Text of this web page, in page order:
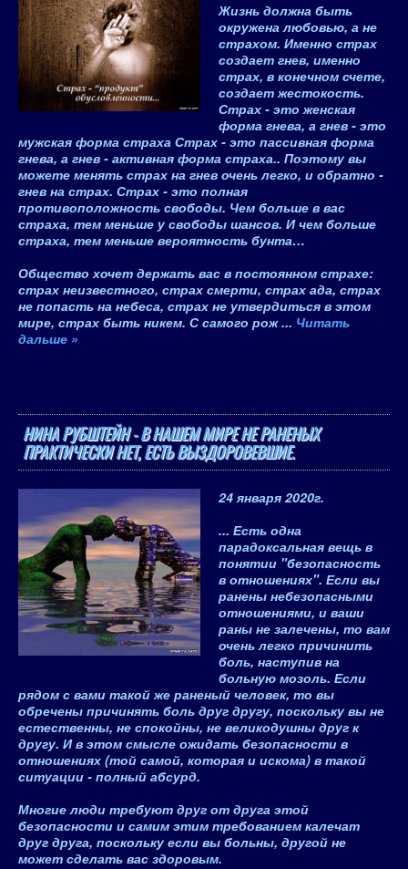
Жизнь должна быть
окружена любовью, а не
страхом. Именно страх
создает гнев, именно
страх, в конечном счете,
создает жестокость.
Страх - это женская
форма гнева, а гнев - это
мужская форма страха Страх - это пассивная форма
гнева, а гнев - активная форма страха.. Поэтому вы
можете менять страх на гнев очень легко, и обратно -
гнев на страх. Страх - это полная
противоположность свободы. Чем больше в вас
страха, тем меньше у свободы шансов. И чем больше
страха, тем меньше вероятность бунта…
Общество хочет держать вас в постоянном страхе:
страх неизвестного, страх смерти, страх ада, страх
не попасть на небеса, страх не утвердиться в этом
мире, страх быть никем. С самого рож... Читать
дальше »
НИНА РУБШТЕЙН - В НАШЕМ МИРЕ НЕ РАНЕНЫХ
ПРАКТИЧЕСКИ НЕТ, ЕСТЬ ВЫЗДОРОВЕВШИЕ.
24 января 2020г.
... Есть одна
парадоксальная вещь в
понятии "безопасность
в отношениях". Если вы
ранены небезопасными
отношениями, и ваши
раны не залечены, то вам
очень легко причинить
боль, наступив на
больную мозоль. Если
рядом с вами такой же раненый человек, то вы
обречены причинять боль друг другу, поскольку вы не
естественны, не спокойны, не великодушны друг к
другу. И в этом смысле ожидать безопасности в
отношениях (той самой, которая и искома) в такой
ситуации - полный абсурд.
Многие люди требуют друг от друга этой
безопасности и самим этим требованием калечат
друг друга, поскольку если вы больны, другой не
может сделать вас здоровым.